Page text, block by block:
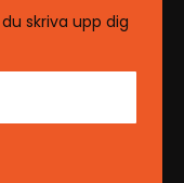
skriva upp dig